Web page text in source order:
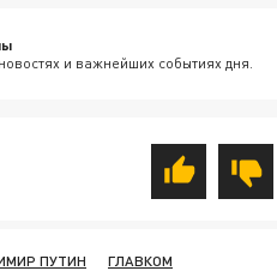
и важнейших событиях дня.
ПУТИН
ГЛАВКОМ